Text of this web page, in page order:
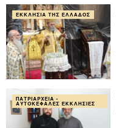
ΕΚΚΛΗΣΊΑ ΤΗΣ ΕΛΛΆΔΟΣ
ΠΑΤΡΙΑΡΧΕΊΑ -
ΑΥΤΟΚΈΦΑΛΕΣ ΕΚΚΛΗΣΊΕΣ